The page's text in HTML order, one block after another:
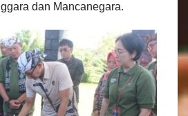
dan Mancanegara.